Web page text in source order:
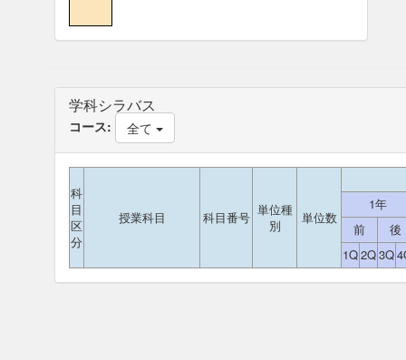
学科シラバス
コース: 全て
科
目
区
分
授業科目 科目番号 単位種
別
単位数
1年
前
後
1Q2Q3Q